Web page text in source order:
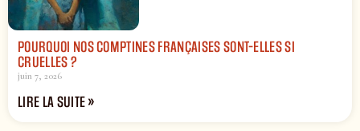
POURQUOI NOS COMPTINES FRANÇAISES SONT-ELLES SI
CRUELLES ?
juin 7, 2026
LIRE LA SUITE »